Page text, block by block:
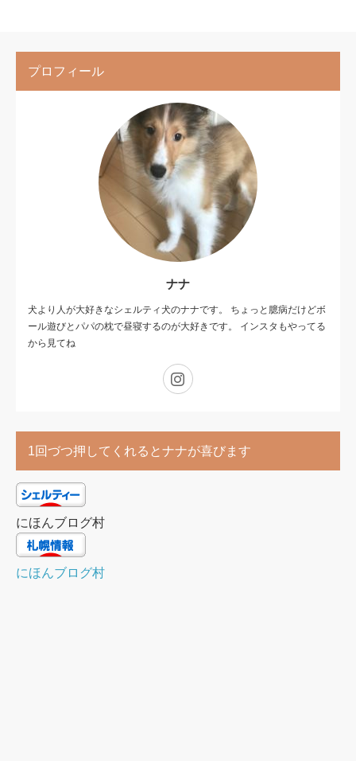
プロフィール
ナナ
犬より人が大好きなシェルティ犬のナナです。 ちょっと臆病だけどボ
ール遊びとパパの枕で昼寝するのが大好きです。 インスタもやってる
から見てね
1回づつ押してくれるとナナが喜びます
にほんブログ村
にほんブログ村